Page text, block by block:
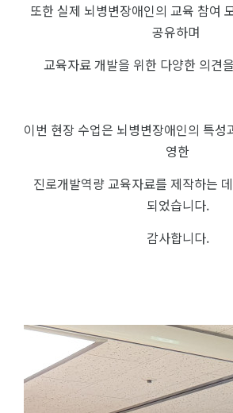
또한 실제 뇌병변장애인의 교육 참여
공유하며
교육자료 개발을 위한 다양한 의견
이번 현장 수업은 뇌병변장애인의 특성
영한
진로개발역량 교육자료를 제작하는
되었습니다.
감사합니다.